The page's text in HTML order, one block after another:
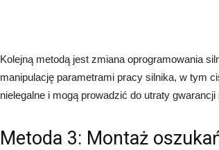
Kolejną metodą jest zmiana oprogramowania
manipulację parametrami pracy silnika, w tym
nielegalne i mogą prowadzić do utraty
Metoda 3: Montaż